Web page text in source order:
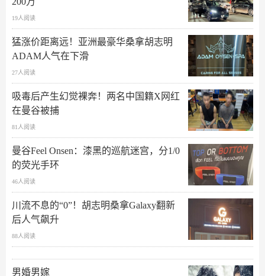
19人阅读
猛涨价距离远！亚洲最豪华桑拿胡志明
ADAM人气在下滑
27人阅读
吸毒后产生幻觉裸奔！两名中国籍X网红
在曼谷被捕
81人阅读
曼谷Feel Onsen：漆黑的巡航迷宫，分1/0
的荧光手环
46人阅读
川流不息的“0”！胡志明桑拿Galaxy翻新
后人气飙升
88人阅读
男婚男嫁